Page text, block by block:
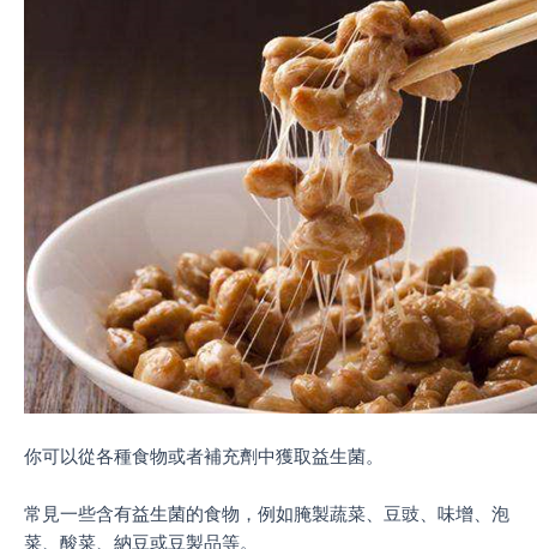
你可以從各種食物或者補充劑中獲取益生菌。
常見一些含有益生菌的食物，例如腌製蔬菜、豆豉、味增、泡
菜、酸菜、納豆或豆製品等。